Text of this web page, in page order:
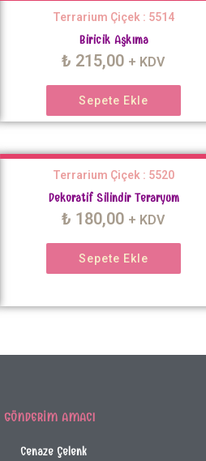
Terrarium Çiçek : 5514
Biricik Aşkıma
₺ 215,00 + KDV
Sepete Ekle
Terrarium Çiçek : 5520
Dekoratif Silindir Teraryum
₺ 180,00 + KDV
Sepete Ekle
GÖNDERIM AMACI
Cenaze Çelenk